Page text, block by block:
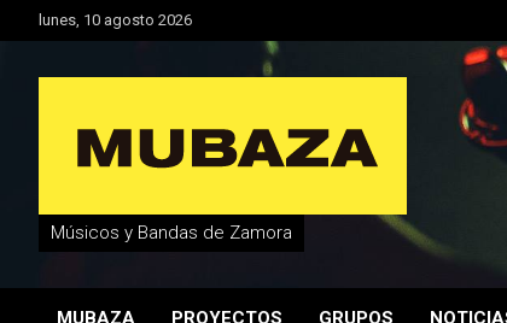
Saltar
al
lunes, 10 agosto 2026
Músicos y Bandas de Zamora
MUBAZA PROYECTOS GRUPOS